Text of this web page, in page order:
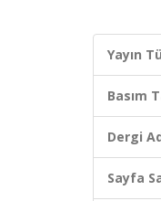
Yayın
Basım
Dergi
Sayfa